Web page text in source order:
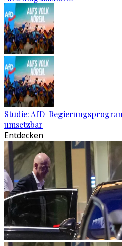
Studie: AfD-
umsetzbar
Entdecken